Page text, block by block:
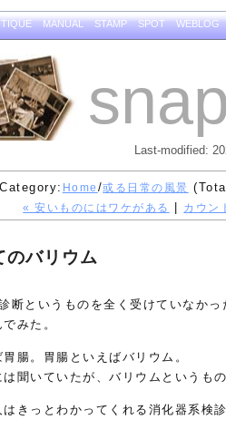
MANUAL STAMP SPOT WEBLOG
Last-modified:
Category: Home /或る日常の風景
« 安いものにはワケがある カウン
のバリウム
断というものを全く受けていなか
みた。
腸。胃腸といえばバリウム。
聞いていたが、バリウムというも
きっとわかってくれる消化器系検診